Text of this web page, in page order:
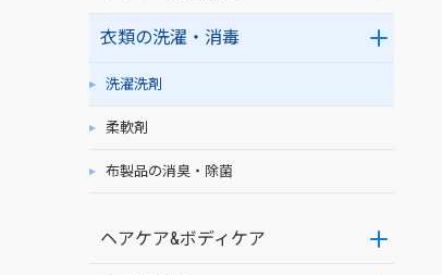
衣類の洗濯・消毒
洗濯洗剤
柔軟剤
布製品の消臭・除菌
ヘアケア&ボディケア